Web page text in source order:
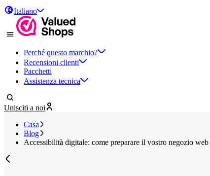
Italiano
Perché questo marchio?
Recensioni clienti
Pacchetti
Assistenza tecnica
Unisciti a noi
Casa
Blog
Accessibilità digitale: come preparare il vostro negozio